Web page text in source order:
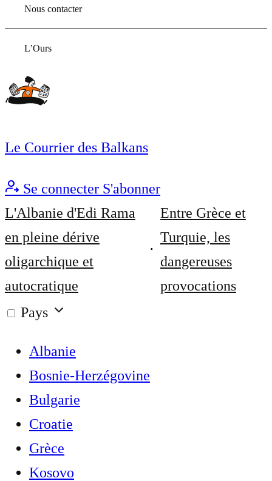
Nous contacter
L’Ours
Le Courrier des Balkans
Se connecter S'abonner
L'Albanie d'Edi Rama
en pleine dérive
oligarchique et
autocratique
Entre Grèce et
Turquie, les
dangereuses
provocations
Pays
Albanie
Bosnie-Herzégovine
Bulgarie
Croatie
Grèce
Kosovo